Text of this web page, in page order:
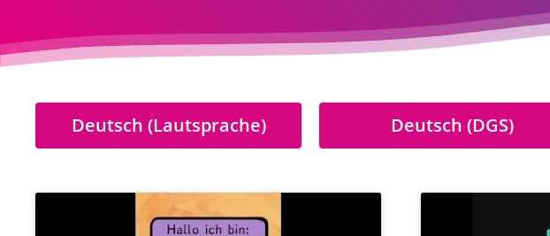
Deutsch (Lautsprache) Deutsch (DGS)